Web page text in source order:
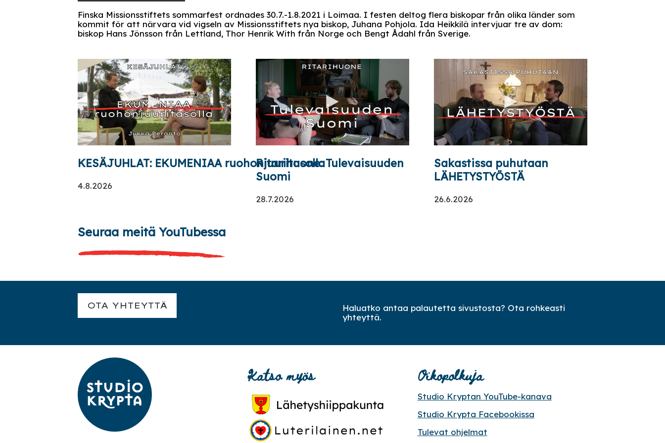
Finska Missionsstiftets sommarfest ordnades 30.7.-1.8.2021 i Loimaa. I festen deltog flera biskopar från olika länder som
kommit för att närvara vid vigseln av Missionsstiftets nya biskop, Juhana Pohjola. Ida Heikkilä intervjuar tre av dom:
biskop Hans Jönsson från Lettland, Thor Henrik With från Norge och Bengt Ådahl från Sverige.
KESÄJUHLAT: EKUMENIAA ruohonjuuritasolla
4.8.2026
Ritarihuone: Tulevaisuuden
Suomi
28.7.2026
Sakastissa puhutaan
LÄHETYSTYÖSTÄ
26.6.2026
Seuraa meitä YouTubessa
OTA YHTEYTTÄ
Haluatko antaa palautetta sivustosta? Ota rohkeasti
yhteyttä.
Katso myös Oikopolkuja
Studio Kryptan YouTube-kanava
Studio Krypta Facebookissa
Tulevat ohjelmat